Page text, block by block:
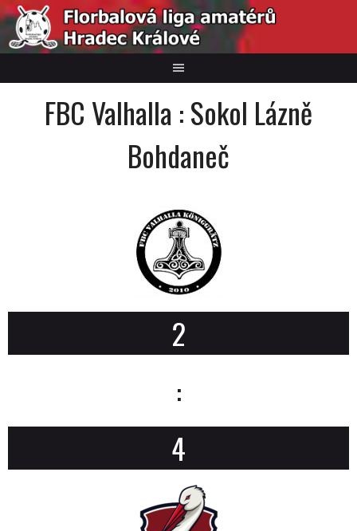
Skip
to
content
FBC Valhalla : Sokol Lázně
Bohdaneč
2
:
4